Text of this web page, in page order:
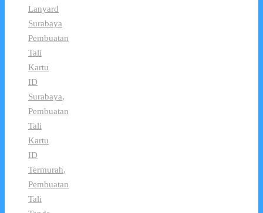
Lanyard
Surabaya
Pembuatan
Tali
Kartu
ID
Surabaya,
Pembuatan
Tali
Kartu
ID
Termurah,
Pembuatan
Tali